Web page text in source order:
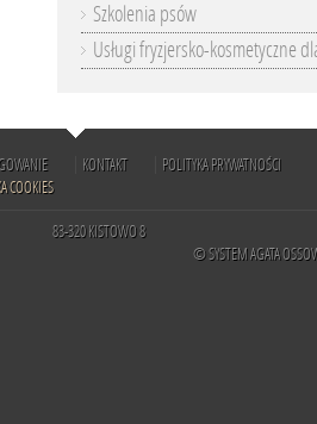
Szkolenia psów
Usługi fryzjersko-kosmetyczne
KONTAKT
POLITYKA PRYWATNOŚCI
COOKIES
83-320 KISTOWO 8
© SYSTEM AGATA